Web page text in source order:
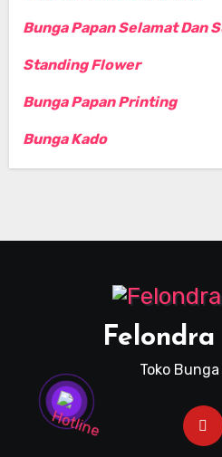
Bunga Papan Selamat Dan
Standing Flower
Bunga Papan Printing
Bunga Kado
Toko